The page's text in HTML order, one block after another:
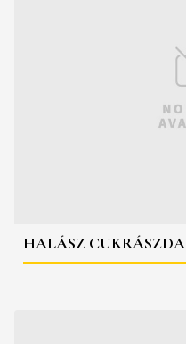
HALÁSZ CUKRÁSZDA